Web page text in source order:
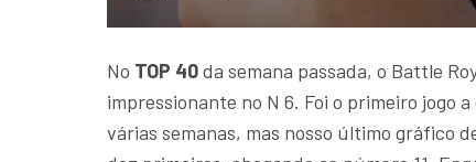
No TOP 40da semana passada, o Battle
impressionante no N 6. Foi o primeiro jogo
várias semanas, mas nosso último gráfico